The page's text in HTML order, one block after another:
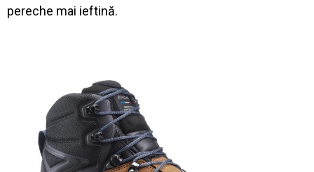
pereche mai ieftină.